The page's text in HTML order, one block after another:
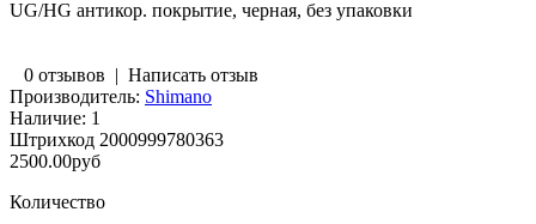
UG/HG антикор. покрытие, черная, без упаковки
0 отзывов | Написать отзыв
Производитель: Shimano
Наличие: 1
Штрихкод 2000999780363
2500.00руб
Количество